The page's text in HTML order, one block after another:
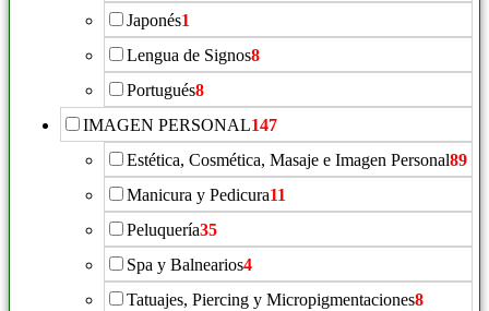
Japonés1
Lengua de Signos8
Portugués8
IMAGEN PERSONAL147
Estética, Cosmética, Masaje e Imagen Personal89
Manicura y Pedicura11
Peluquería35
Spa y Balnearios4
Tatuajes, Piercing y Micropigmentaciones8